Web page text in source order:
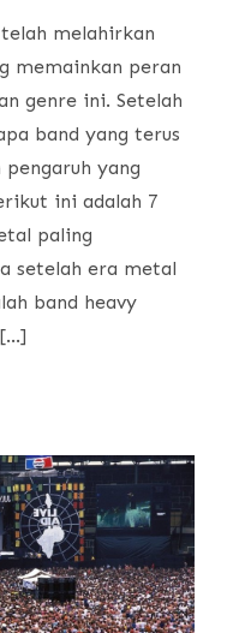
melahirkan
memainkan peran
genre ini. Setelah
band yang terus
yang
ini adalah 7
paling
setelah era metal
band heavy